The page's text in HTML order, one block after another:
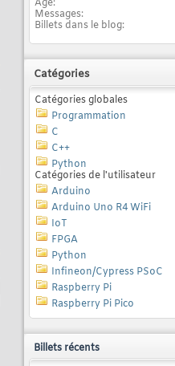
Âge
Messages
Billets dans le blog
Catégories
Catégories globales
Programmation
C
C++
Python
Catégories de l'utilisateur
Arduino
Arduino Uno R4 WiFi
IoT
FPGA
Python
Infineon/Cypress PSoC
Raspberry Pi
Raspberry Pi Pico
Billets récents